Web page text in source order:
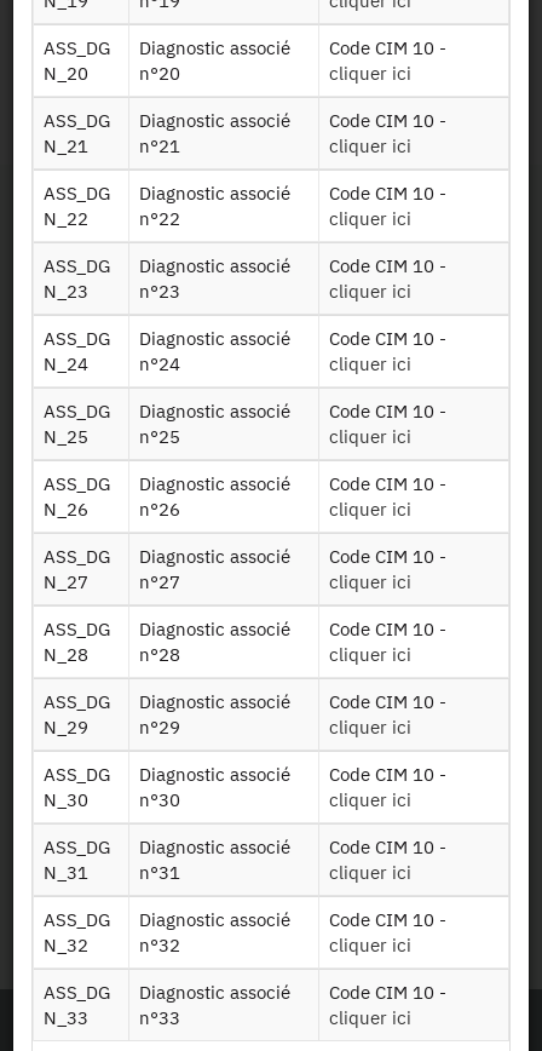
ASS_DG
N_20
Diagnostic associé
n°20
Code CIM 10 -
cliquer ici
ASS_DG
N_21
Diagnostic associé
n°21
Code CIM 10 -
cliquer ici
ASS_DG
N_22
Diagnostic associé
n°22
Code CIM 10 -
cliquer ici
ASS_DG
N_23
Diagnostic associé
n°23
Code CIM 10 -
cliquer ici
ASS_DG
N_24
Diagnostic associé
n°24
Code CIM 10 -
cliquer ici
ASS_DG
N_25
Diagnostic associé
n°25
Code CIM 10 -
cliquer ici
ASS_DG
N_26
Diagnostic associé
n°26
Code CIM 10 -
cliquer ici
ASS_DG
N_27
Diagnostic associé
n°27
Code CIM 10 -
cliquer ici
ASS_DG
N_28
Diagnostic associé
n°28
Code CIM 10 -
cliquer ici
ASS_DG
N_29
Diagnostic associé
n°29
Code CIM 10 -
cliquer ici
ASS_DG
N_30
Diagnostic associé
n°30
Code CIM 10 -
cliquer ici
ASS_DG
N_31
Diagnostic associé
n°31
Code CIM 10 -
cliquer ici
ASS_DG
N_32
Diagnostic associé
n°32
Code CIM 10 -
cliquer ici
ASS_DG
N_33
Diagnostic associé
n°33
Code CIM 10 -
cliquer ici
Identifiant persistant
RPS_2016 : https://doi.org/10.34724/CASD.347.2816.V1
Contact
Documents utiles
Recrutement
Plan d’accès
Presse et rapports
Marchés publics
Mentions légales
Protection des données
personnelles
Plan du site